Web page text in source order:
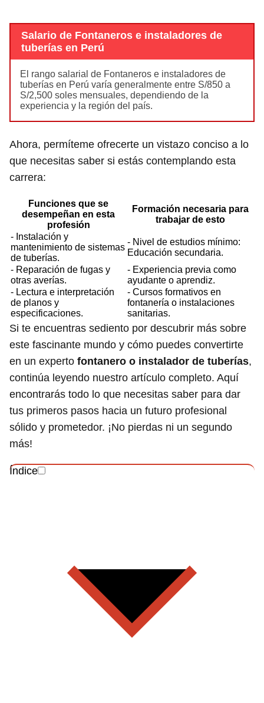
Salario de Fontaneros e instaladores de
tuberías en Perú
El rango salarial de Fontaneros e instaladores de
tuberías en Perú varía generalmente entre S/850 a
S/2,500 soles mensuales, dependiendo de la
experiencia y la región del país.
Ahora, permíteme ofrecerte un vistazo conciso a lo
que necesitas saber si estás contemplando esta
carrera:
Funciones que se
desempeñan en esta
profesión
Formación necesaria para
trabajar de esto
- Instalación y
mantenimiento de sistemas
de tuberías.
- Nivel de estudios mínimo:
Educación secundaria.
- Reparación de fugas y
otras averías.
- Experiencia previa como
ayudante o aprendiz.
- Lectura e interpretación
de planos y
especificaciones.
- Cursos formativos en
fontanería o instalaciones
sanitarias.
Si te encuentras sediento por descubrir más sobre
este fascinante mundo y cómo puedes convertirte
en un experto fontanero o instalador de tuberías,
continúa leyendo nuestro artículo completo. Aquí
encontrarás todo lo que necesitas saber para dar
tus primeros pasos hacia un futuro profesional
sólido y prometedor. ¡No pierdas ni un segundo
más!
Índice